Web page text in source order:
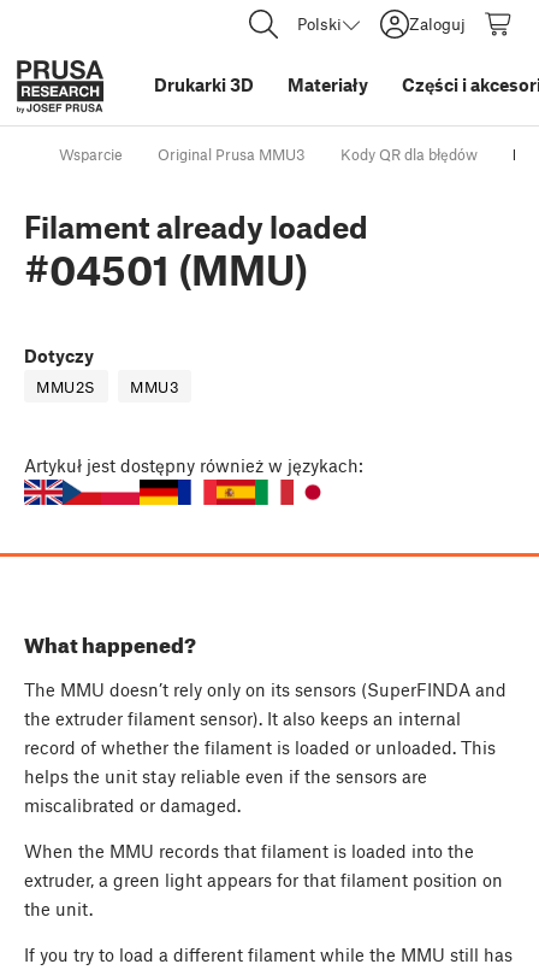
Polski Zaloguj
Drukarki 3D Materiały Części i
Wsparcie Original Prusa MMU3 Kody QR dla błędów
Filament already loaded
#04501 (MMU)
Dotyczy
MMU2S MMU3
Artykuł jest dostępny również w językach:
What happened?
The MMU doesn’t rely only on its sensors (SuperFINDA and
the extruder filament sensor). It also keeps an internal
record of whether the filament is loaded or unloaded. This
helps the unit stay reliable even if the sensors are
miscalibrated or damaged.
When the MMU records that filament is loaded into the
extruder, a green light appears for that filament position on
the unit.
If you try to load a different filament while the MMU still has